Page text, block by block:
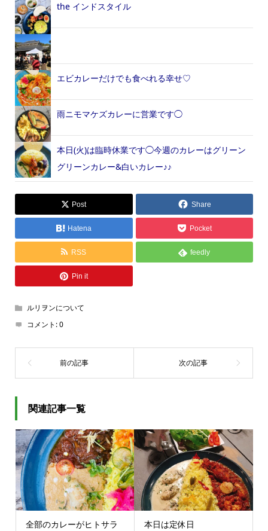
the インドスタイル
エビカレーだけでも食べれる幸せ‎♡
雨ニモマケズカレーに営業です◯
本日(火)は臨時休業です◯今週のカレーはグリーン
グリーンカレー&白いカレー♪♪
Post Share
Hatena Pocket
RSS feedly
Pin it
ルリヲンについて
コメント:0
関連記事一覧
全部のカレーがヒトサラ
本日は定休日